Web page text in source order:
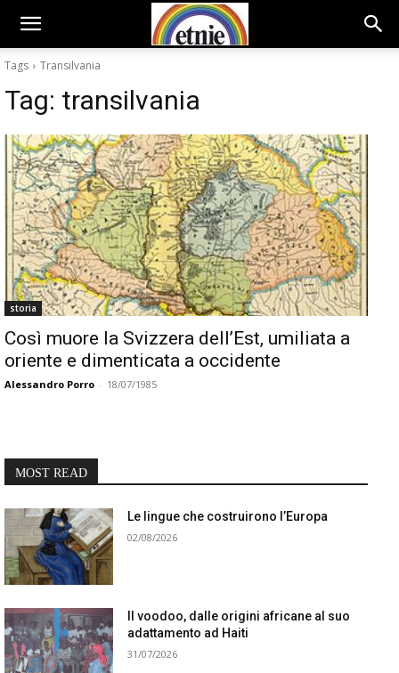
Tags Transilvania
Tag: transilvania
storia
Così muore la Svizzera dell’Est, umiliata a
oriente e dimenticata a occidente
Alessandro Porro - 18/07/1985
MOST READ
Le lingue che costruirono l’Europa
02/08/2026
Il voodoo, dalle origini africane al suo
adattamento ad Haiti
31/07/2026